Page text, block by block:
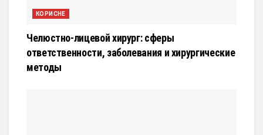
КОРИСНЕ
Челюстно-лицевой хирург: сферы
ответственности, заболевания и хирургические
методы